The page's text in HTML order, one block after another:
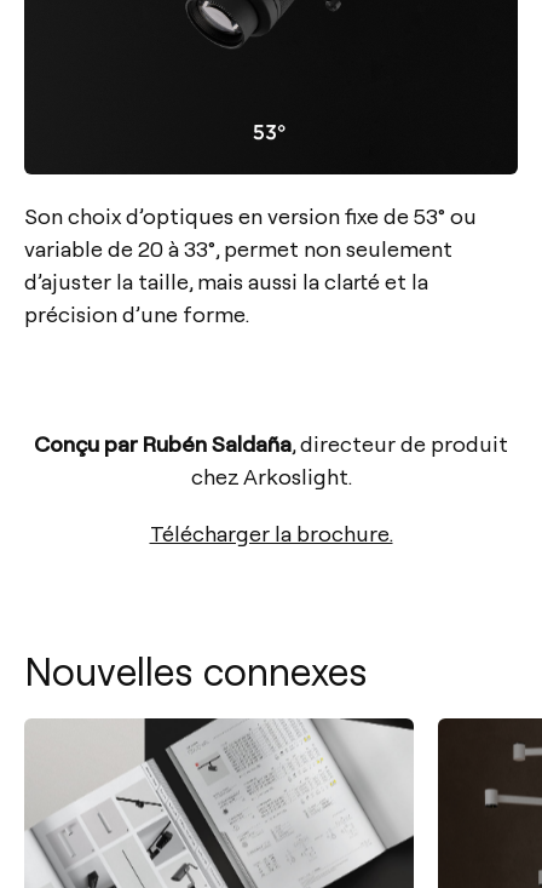
Son choix d’optiques en version fixe de 53° ou
variable de 20 à 33°, permet non seulement
d’ajuster la taille, mais aussi la clarté et la
précision d’une forme.
Conçu par Rubén Saldaña, directeur de produit
chez Arkoslight.
Télécharger la brochure.
Nouvelles connexes